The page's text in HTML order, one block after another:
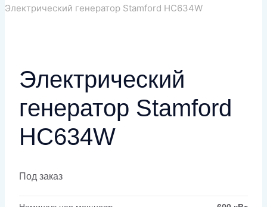
Электрический генератор Stamford HC634W
Электрический
генератор Stamford
HC634W
Под заказ